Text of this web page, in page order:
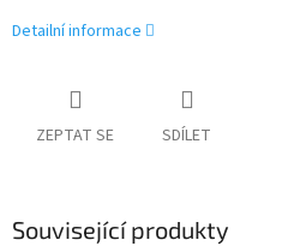
Detailní informace
ZEPTAT SE SDÍLET
Související produkty